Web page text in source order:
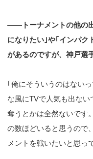
――トーナメントの他の
になりたい｣や｢インパク
があるのですが、神戸選
｢俺にそういうのはない
な風にTVで人気も出な
奪うとかは全然ないです
の数ほどいると思うので
メントを戦いたいと思っ